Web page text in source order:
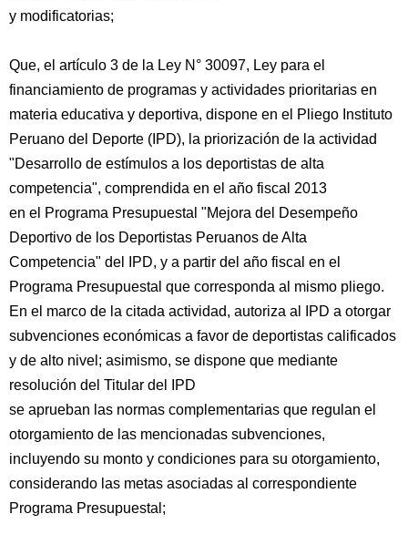
y modificatorias;
Que, el artículo 3 de la Ley N° 30097, Ley para el
financiamiento de programas y actividades prioritarias en
materia educativa y deportiva, dispone en el Pliego Instituto
Peruano del Deporte (IPD), la priorización de la actividad
"Desarrollo de estímulos a los deportistas de alta
competencia", comprendida en el año fiscal 2013
en el Programa Presupuestal "Mejora del Desempeño
Deportivo de los Deportistas Peruanos de Alta
Competencia" del IPD, y a partir del año fiscal en el
Programa Presupuestal que corresponda al mismo pliego.
En el marco de la citada actividad, autoriza al IPD a otorgar
subvenciones económicas a favor de deportistas calificados
y de alto nivel; asimismo, se dispone que mediante
resolución del Titular del IPD
se aprueban las normas complementarias que regulan el
otorgamiento de las mencionadas subvenciones,
incluyendo su monto y condiciones para su otorgamiento,
considerando las metas asociadas al correspondiente
Programa Presupuestal;